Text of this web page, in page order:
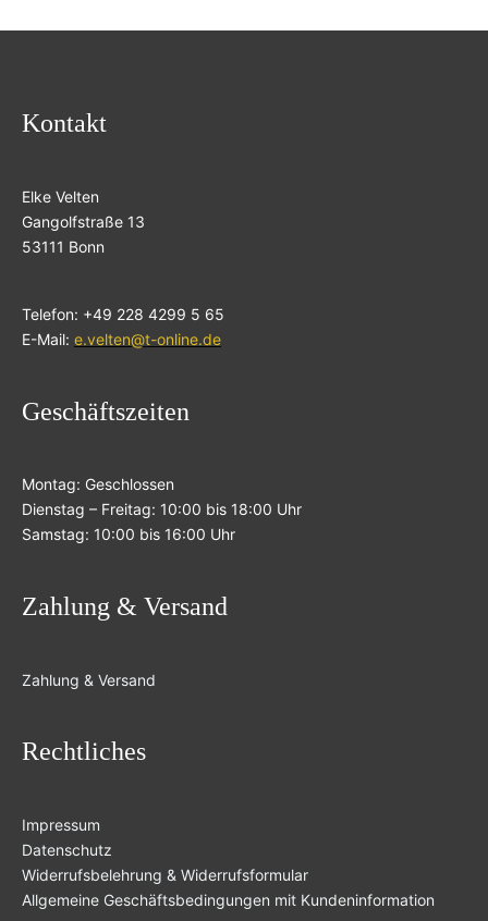
Kontakt
Elke Velten
Gangolfstraße 13
53111 Bonn
Telefon: +49 228 4299 5 65
E-Mail: e.velten@t-online.de
Geschäftszeiten
Montag: Geschlossen
Dienstag – Freitag: 10:00 bis 18:00 Uhr
Samstag: 10:00 bis 16:00 Uhr
Zahlung & Versand
Zahlung & Versand
Rechtliches
Impressum
Datenschutz
Widerrufsbelehrung & Widerrufsformular
Allgemeine Geschäftsbedingungen mit Kundeninformation